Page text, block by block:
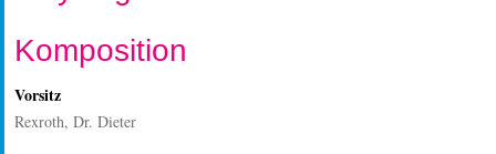
Komposition
Vorsitz
Rexroth, Dr. Dieter